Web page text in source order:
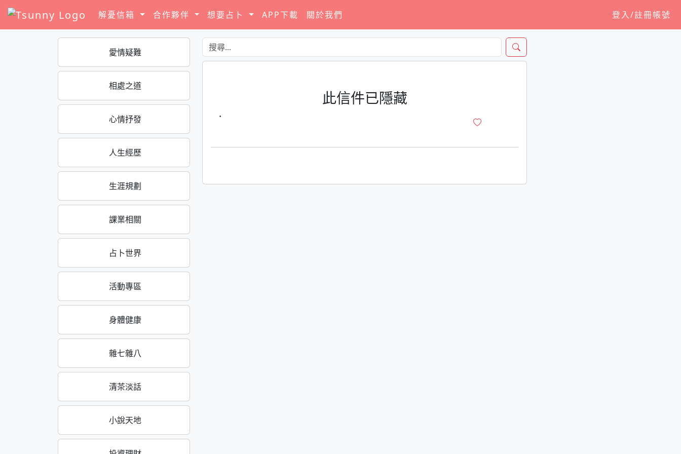
解憂信箱 合作夥伴 想要占卜 APP下載 關於我們 登入/註冊帳號
愛情疑難
相處之道
心情抒發
人生經歷
生涯規劃
課業相關
占卜世界
活動專區
身體健康
雜七雜八
清茶淡話
小說天地
此信件已隱藏
·